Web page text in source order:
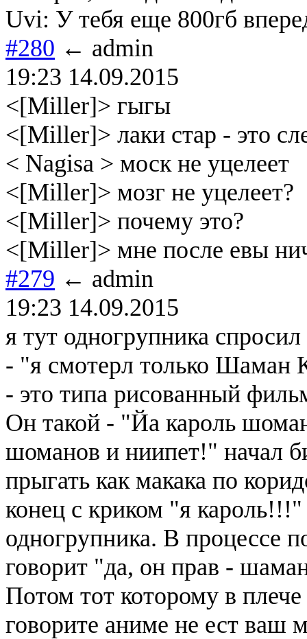
Uvi: У тебя еще 800гб
#280 ← admin
19:23 14.09.2015
<[Miller]> гыгы
<[Miller]> лаки стар - это
< Nagisa > моск не уцелеет
<[Miller]> мозг не уцелеет?
<[Miller]> почему это?
<[Miller]> мне после евы
#279 ← admin
19:23 14.09.2015
я тут одногрупника
- "я смотерл только Шаман
- это типа рисованный
Он такой - "Йа кароль
шоманов и ниипет!" начал
прыгать как макака по
конец с криком "я
одногрупника. В процессе
говорит "да, он прав -
Потом тот которому в
говорите аниме не ест ваш